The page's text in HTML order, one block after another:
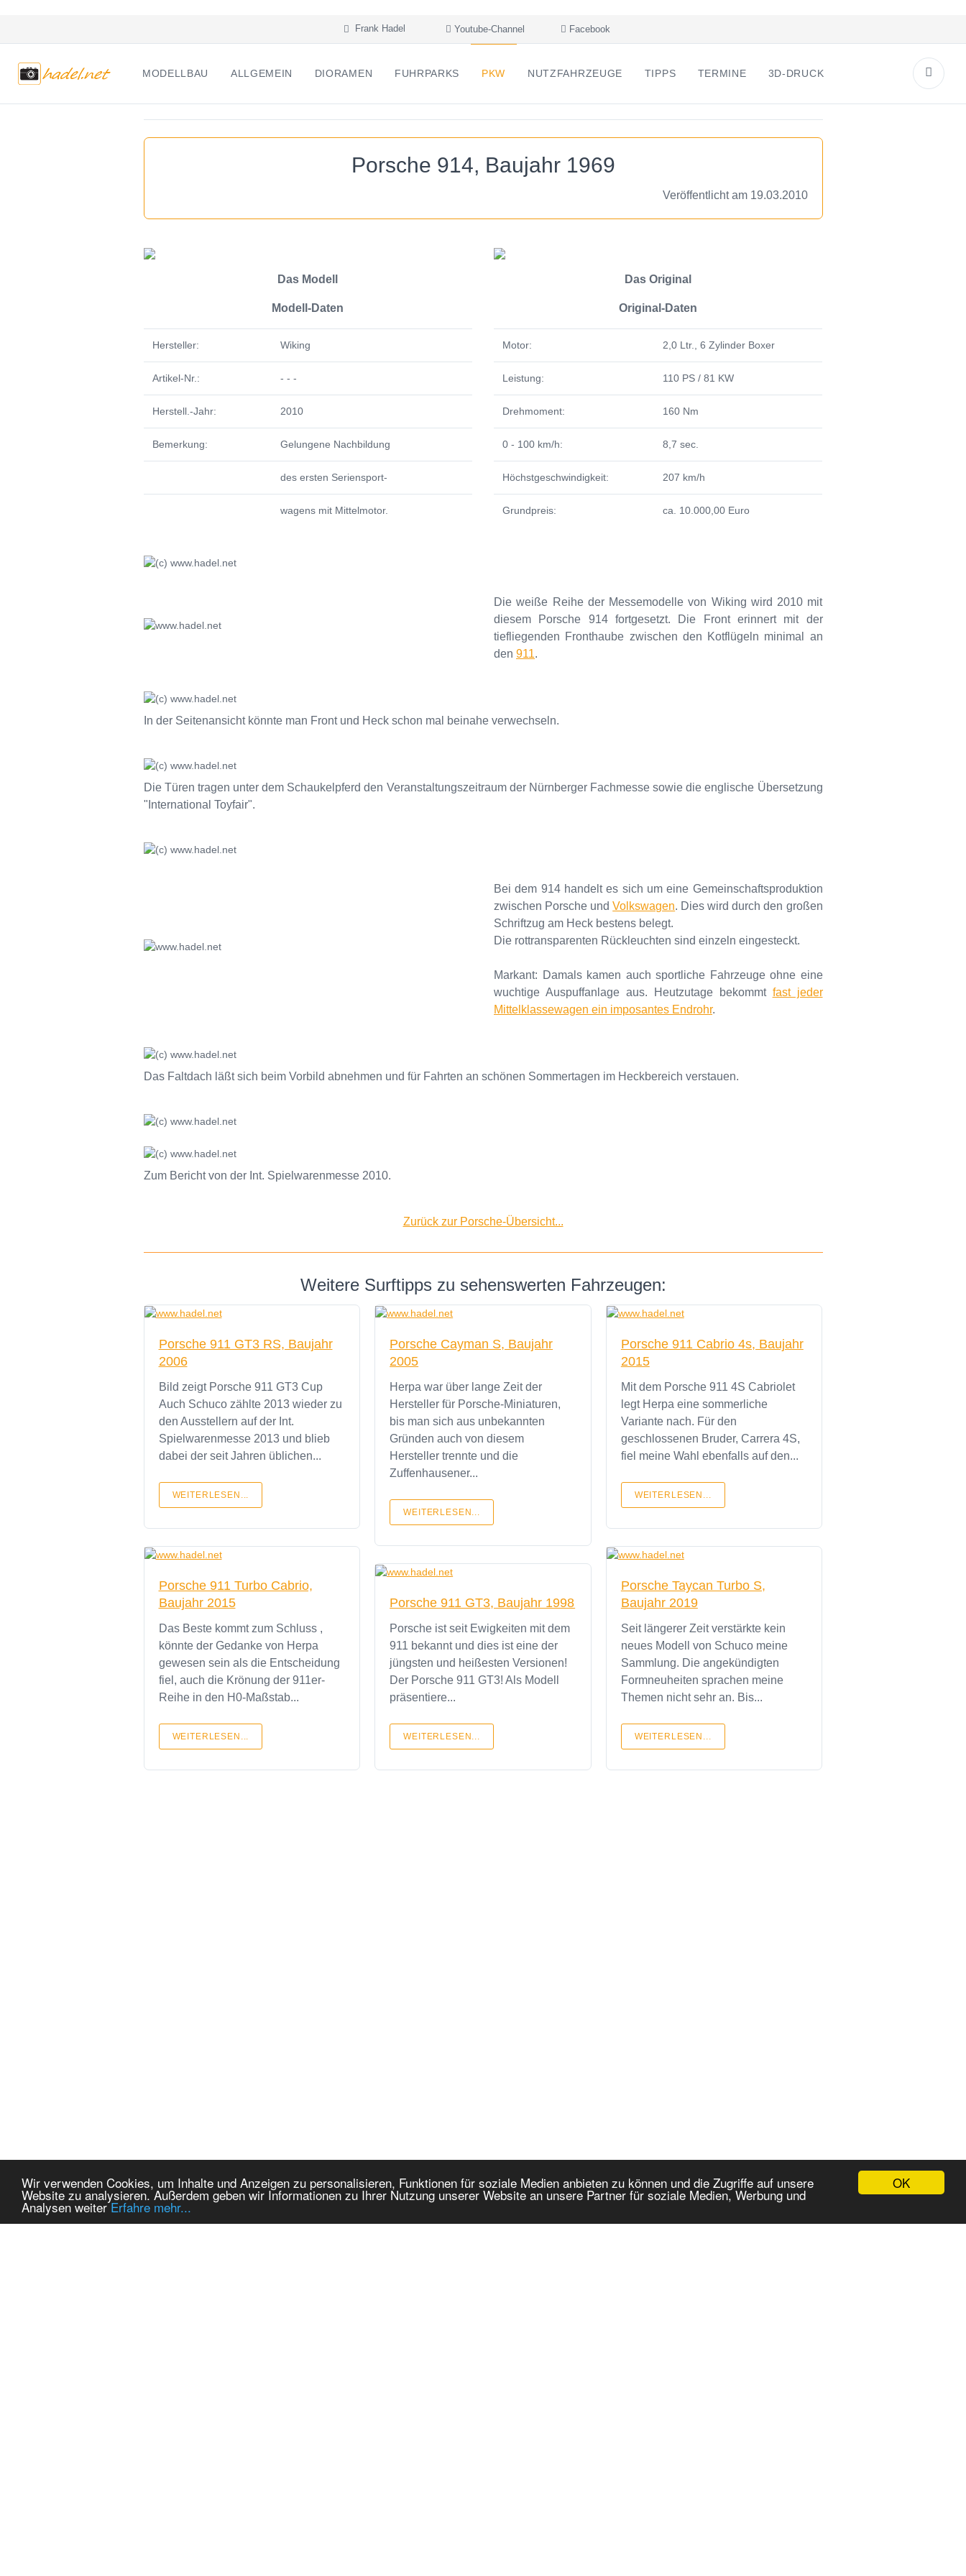
OK
Wir verwenden Cookies, um Inhalte und Anzeigen zu personalisieren, Funktionen für soziale Medien anbieten zu können und die Zugriffe auf unsere
Website zu analysieren. Außerdem geben wir Informationen zu Ihrer Nutzung unserer Website an unsere Partner für soziale Medien, Werbung und
Analysen weiterErfahre mehr...
Frank Hadel Youtube-Channel Facebook
MODELLBAU ALLGEMEIN DIORAMEN FUHRPARKS PKW NUTZFAHRZEUGE TIPPS TERMINE 3D-DRUCK
Porsche 914, Baujahr 1969
Veröffentlicht am 19.03.2010
Das Modell Das Original
Modell-Daten
Hersteller: Wiking
Artikel-Nr.: - - -
Herstell.-Jahr: 2010
Bemerkung: Gelungene Nachbildung
des ersten Seriensport-
wagens mit Mittelmotor.
Original-Daten
Motor: 2,0 Ltr., 6 Zylinder Boxer
Leistung: 110 PS / 81 KW
Drehmoment: 160 Nm
0 - 100 km/h: 8,7 sec.
Höchstgeschwindigkeit: 207 km/h
Grundpreis: ca. 10.000,00 Euro
Die weiße Reihe der Messemodelle von Wiking wird 2010 mit
diesem Porsche 914 fortgesetzt. Die Front erinnert mit der
tiefliegenden Fronthaube zwischen den Kotflügeln minimal an
den 911.
In der Seitenansicht könnte man Front und Heck schon mal beinahe verwechseln.
Die Türen tragen unter dem Schaukelpferd den Veranstaltungszeitraum der Nürnberger Fachmesse sowie die englische Übersetzung
"International Toyfair".
Bei dem 914 handelt es sich um eine Gemeinschaftsproduktion
zwischen Porsche undVolkswagen. Dies wird durch den großen
Schriftzug am Heck bestens belegt.
Die rottransparenten Rückleuchten sind einzeln eingesteckt.
Markant: Damals kamen auch sportliche Fahrzeuge ohne eine
wuchtige Auspuffanlage aus. Heutzutage bekommt fast jeder
Mittelklassewagen ein imposantes Endrohr.
Das Faltdach läßt sich beim Vorbild abnehmen und für Fahrten an schönen Sommertagen im Heckbereich verstauen.
Zum Bericht von der Int. Spielwarenmesse 2010.
Zurück zur Porsche-Übersicht...
Weitere Surftipps zu sehenswerten Fahrzeugen:
Porsche 911 GT3 RS, Baujahr
2006
Bild zeigt Porsche 911 GT3 Cup
Auch Schuco zählte 2013 wieder zu
den Ausstellern auf der Int.
Spielwarenmesse 2013 und blieb
dabei der seit Jahren üblichen...
WEITERLESEN...
Porsche 911 Turbo Cabrio,
Baujahr 2015
Das Beste kommt zum Schluss ,
könnte der Gedanke von Herpa
gewesen sein als die Entscheidung
fiel, auch die Krönung der 911er-
Reihe in den H0-Maßstab...
WEITERLESEN...
Porsche Cayman S, Baujahr
2005
Herpa war über lange Zeit der
Hersteller für Porsche-Miniaturen,
bis man sich aus unbekannten
Gründen auch von diesem
Hersteller trennte und die
Zuffenhausener...
WEITERLESEN...
Porsche 911 GT3, Baujahr 1998
Porsche ist seit Ewigkeiten mit dem
911 bekannt und dies ist eine der
jüngsten und heißesten Versionen!
Der Porsche 911 GT3! Als Modell
präsentiere...
WEITERLESEN...
Porsche 911 Cabrio 4s, Baujahr
2015
Mit dem Porsche 911 4S Cabriolet
legt Herpa eine sommerliche
Variante nach. Für den
geschlossenen Bruder, Carrera 4S,
fiel meine Wahl ebenfalls auf den...
WEITERLESEN...
Porsche Taycan Turbo S,
Baujahr 2019
Seit längerer Zeit verstärkte kein
neues Modell von Schuco meine
Sammlung. Die angekündigten
Formneuheiten sprachen meine
Themen nicht sehr an. Bis...
WEITERLESEN...